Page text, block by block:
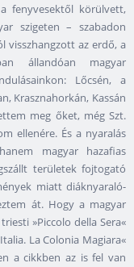
fenyvesektől körülvett,
szigeten – szabadon
visszhangzott az erdő, a
állandóan magyar
Lőcsén, a
Krasznahorkán, Kassán
meg őket, még Szt.
ellenére. És a nyaralás
magyar hazafias
területek fojtogató
miatt diáknyaraló-
át. Hogy a magyar
»Piccolo della Sera«
La Colonia Magiara«
a cikkben az is fel van